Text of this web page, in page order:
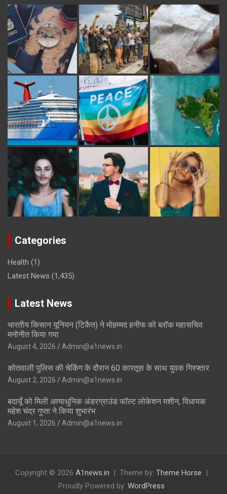
Categories
Health (1)
Latest News (1,435)
Latest News
भारतीय किसान यूनियन (टिकैत) ने मोहम्मद हनीफ को ब्लॉक महासचिव
मनोनीत किया गया
August 4, 2026 Admin@a1news.in
कोतवाली पुलिस की चेकिंग के दौरान 60 कारतूस के साथ युवक गिरफ्तार
August 2, 2026 Admin@a1news.in
बदायूँ को मिली अत्याधुनिक अंडरग्राउंड फॉल्ट लोकेशन मशीन, विधायक
महेश चंद्र गुप्ता ने किया शुभारंभ
August 1, 2026 Admin@a1news.in
Copyright © 2026 A1news.in Theme by: Theme Horse
Proudly Powered by: WordPress